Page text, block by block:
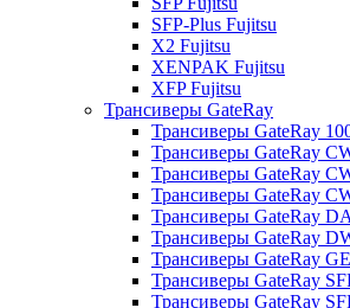
SFP-Plus Fujitsu
X2 Fujitsu
XENPAK Fujitsu
XFP Fujitsu
Трансиверы GateRay
Трансиверы GateRay
Трансиверы GateRay
Трансиверы GateRay
Трансиверы GateRay
Трансиверы GateRay
Трансиверы GateRay
Трансиверы GateRay
Трансиверы GateRay
Трансиверы GateRay